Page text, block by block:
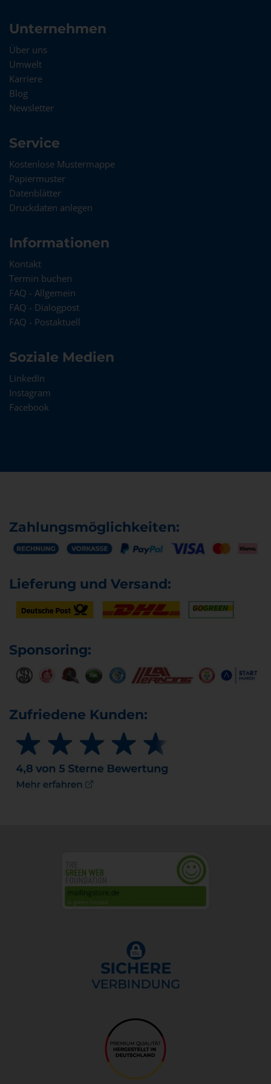
Unternehmen
Über uns
Umwelt
Karriere
Blog
Newsletter
Service
Kostenlose Mustermappe
Papiermuster
Datenblätter
Druckdaten anlegen
Informationen
Kontakt
Termin buchen
FAQ - Allgemein
FAQ - Dialogpost
FAQ - Postaktuell
Soziale Medien
LinkedIn
Instagram
Facebook
Zahlungsmöglichkeiten:
Lieferung und Versand:
Sponsoring:
Zufriedene Kunden: